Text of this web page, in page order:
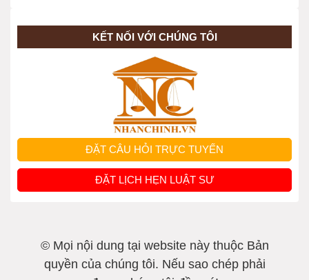
KẾT NỐI VỚI CHÚNG TÔI
ĐẶT CÂU HỎI TRỰC TUYẾN
ĐẶT LỊCH HẸN LUẬT SƯ
© Mọi nội dung tại website này thuộc Bản
quyền của chúng tôi. Nếu sao chép phải